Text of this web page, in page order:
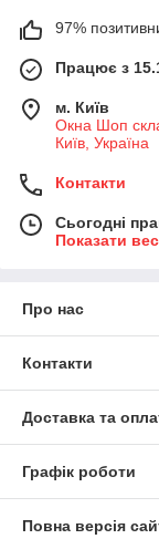
Як купити
доставкою
Купити тканеві
можете в
(можна вказати в
прорахує точну
Отримайте
І обов'язково
97%
Працює з
м. Київ
Окна Шоп
Київ, Україна
Контакти
Сьогодні
Показати
Про нас
Контакти
Доставка та
Графік роботи
Повна версія